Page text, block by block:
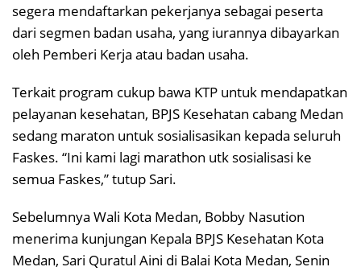
segera mendaftarkan pekerjanya sebagai peserta
dari segmen badan usaha, yang iurannya dibayarkan
oleh Pemberi Kerja atau badan usaha.
Terkait program cukup bawa KTP untuk mendapatkan
pelayanan kesehatan, BPJS Kesehatan cabang Medan
sedang maraton untuk sosialisasikan kepada seluruh
Faskes. “Ini kami lagi marathon utk sosialisasi ke
semua Faskes,” tutup Sari.
Sebelumnya Wali Kota Medan, Bobby Nasution
menerima kunjungan Kepala BPJS Kesehatan Kota
Medan, Sari Quratul Aini di Balai Kota Medan, Senin